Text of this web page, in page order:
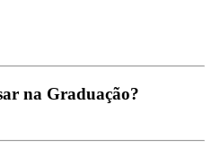
na Graduação?